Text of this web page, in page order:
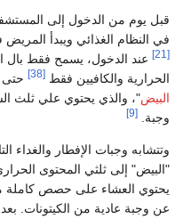
قبل يوم من الدخول إلى
في النظام الغذائي ويبدأ المريض
[21]
عند الدخول، يسمح فقط بال
الحرارية والكافيين فقط [38] حتى
البيض"، والذي يحتوي علي ثلث
وجبة.
[9]
وتتشابه وجبات الإفطار والغداء
"البيض" إلى ثلثي المحتوى
يحتوي العشاء على حصص كاملة
عن وجبة عادية من الكيتونات.